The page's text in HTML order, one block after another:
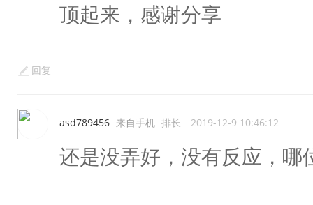
顶起来，感谢分享
回复
asd789456 来自手机 排长 2019-12-9 10:46:12
还是没弄好，没有反应，哪